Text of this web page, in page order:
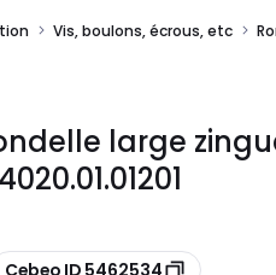
Vis, boulons, écrous, etc
large
Cebeo ID 5462534